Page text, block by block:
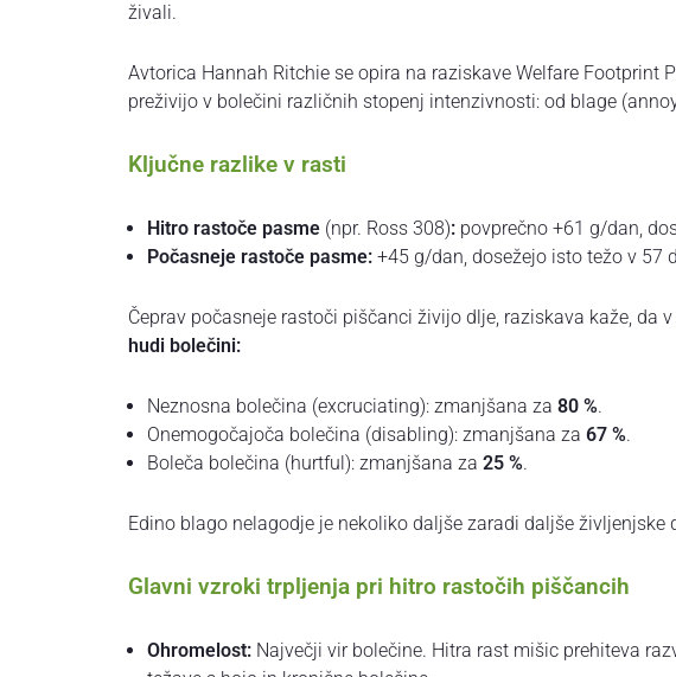
živali.
Avtorica Hannah Ritchie se opira na raziskave Welfare Footprint
preživijo v bolečini različnih stopenj intenzivnosti: od blage
Ključne razlike v rasti
Hitro rastoče pasme(npr. Ross 308):povprečno +61 g/dan,
Počasneje rastoče pasme:+45 g/dan, dosežejo isto težo v 57
Čeprav počasneje rastoči piščanci živijo dlje, raziskava kaže, da
hudi bolečini:
Neznosna bolečina (excruciating): zmanjšana za 80 %.
Onemogočajoča bolečina (disabling): zmanjšana za 67 %.
Boleča bolečina (hurtful): zmanjšana za 25 %.
Edino blago nelagodje je nekoliko daljše zaradi daljše življenjske
Glavni vzroki trpljenja pri hitro rastočih piščancih
Ohromelost:Največji vir bolečine. Hitra rast mišic prehiteva